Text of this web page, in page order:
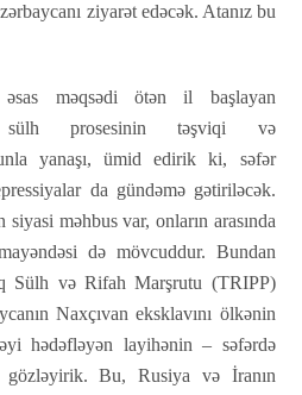
ziyarət edəcək. Atanız bu
məqsədi ötən il başlayan
sülh prosesinin təşviqi və
yanaşı, ümid edirik ki, səfər
da gündəmə gətiriləcək.
siyasi məhbus var, onların arasında
də mövcuddur. Bundan
Sülh və Rifah Marşrutu (TRIPP)
Naxçıvan eksklavını ölkənin
hədəfləyən layihənin – səfərdə
gözləyirik. Bu, Rusiya və İranın